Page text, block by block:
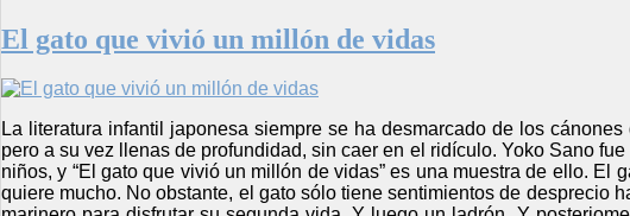
El gato que vivió un millón de vidas
La literatura infantil japonesa siempre se ha desmarcado de los
pero a su vez llenas de profundidad, sin caer en el ridículo. Yoko Sano
niños, y “El gato que vivió un millón de vidas” es una muestra de ello.
quiere mucho. No obstante, el gato sólo tiene sentimientos de desprecio